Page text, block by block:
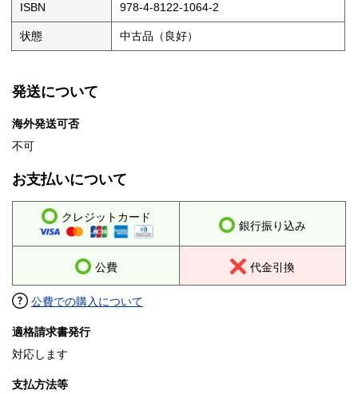
ISBN 978-4-8122-1064-2
状態 中古品（良好）
発送について
海外発送可否
不可
お支払いについて
クレジットカード
銀行振り込み
公費 代金引換
公費での購入について
適格請求書発行
対応します
支払方法等